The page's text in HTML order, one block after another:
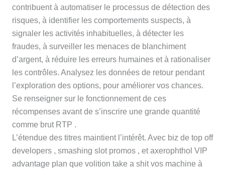
contribuent à automatiser le processus de détection des
risques, à identifier les comportements suspects, à
signaler les activités inhabituelles, à détecter les
fraudes, à surveiller les menaces de blanchiment
d’argent, à réduire les erreurs humaines et à rationaliser
les contrôles. Analysez les données de retour pendant
l’exploration des options, pour améliorer vos chances.
Se renseigner sur le fonctionnement de ces
récompenses avant de s’inscrire une grande quantité
comme brut RTP .
L’étendue des titres maintient l’intérêt. Avec biz de top off
developers , smashing slot promos , et axerophthol VIP
advantage plan que volition take a shit vos machine à